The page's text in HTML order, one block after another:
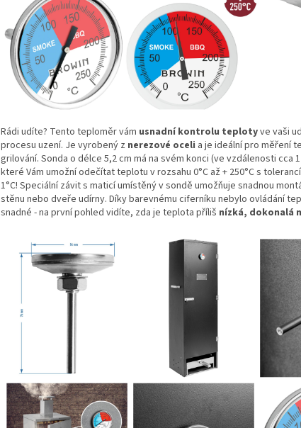
Rádi udíte? Tento teploměr vám usnadní kontrolu teplotyve vaši
procesu uzení. Je vyrobený z nerezové oceli a je ideální pro měření
grilování. Sonda o délce 5,2 cm má na svém konci (ve vzdálenosti cca
které Vám umožní odečítat teplotu v rozsahu 0°C až + 250°C s
1°C! Speciální závit s maticí umístěný v sondě umožňuje snadnou
stěnu nebo dveře udírny. Díky barevnému ciferníku nebylo ovládání
snadné - na první pohled vidíte, zda je teplota příliš nízká, dokonalá